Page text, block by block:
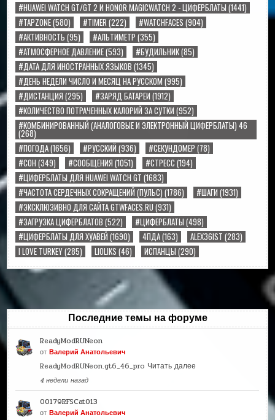
#HUAWEI WATCH GT/GT 2 И HONOR MAGICWATCH 2 - ЦИФЕРБЛАТЫ (1441)
#TAPZONE(580) #TIMER (222) #WATCHFACES (904)
#АКТИВНОСТЬ (95) #АЛЬТИМЕТР (355)
#АТМОСФЕРНОЕ ДАВЛЕНИЕ(593) #БУДИЛЬНИК(85)
#ДАТА ДЛЯ ИНОСТРАННЫХ ЯЗЫКОВ (1345)
#ДЕНЬ НЕДЕЛИ ЧИСЛО И МЕСЯЦ НА РУССКОМ (995)
#ДИСТАНЦИЯ (295) #ЗАРЯД БАТАРЕИ (1912)
#КОЛИЧЕСТВО ПОТРАЧЕННЫХ КАЛОРИЙ ЗА СУТКИ (952)
#КОМБИНИРОВАННЫЙ (АНАЛОГОВЫЕ И ЭЛЕКТРОННЫЙ ЦИФЕРБЛАТЫ) 46
(268)
#ПОГОДА(1656) #РУССКИЙ (936) #СЕКУНДОМЕР (78)
#СОН (349) #СООБЩЕНИЯ (1051) #СТРЕСС (194)
#ЦИФЕРБЛАТЫ ДЛЯ HUAWEI WATCH GT (1683)
#ЧАСТОТА СЕРДЕЧНЫХ СОКРАЩЕНИЙ (ПУЛЬС) (1786) #ШАГИ (1931)
#ЭКСКЛЮЗИВНО ДЛЯ САЙТА GTWFACES.RU (931)
#ЗАГРУЗКА ЦИФЕРБЛАТОВ (522) #ЦИФЕРБЛАТЫ (498)
#ЦИФЕРБЛАТЫ ДЛЯ ХУАВЕЙ (1690) 4ПДА(163) ALEX36IST (283)
I LOVE TURKEY(285) LIOLIKS (46) ИСПАНЦЫ (290)
Последние темы на форуме
ReadyModRUNeon
отВалерий Анатольевич
ReadyModRUNeon.gt6_46_pro Читать далее
4 недели назад
00179RFSCat013
отВалерий Анатольевич